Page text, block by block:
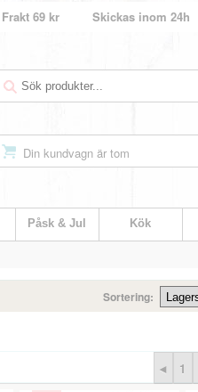
Frakt 69 kr Skickas inom 24h
Din kundvagn är tom
Påsk & Jul Kök
Sortering:
◄ 1